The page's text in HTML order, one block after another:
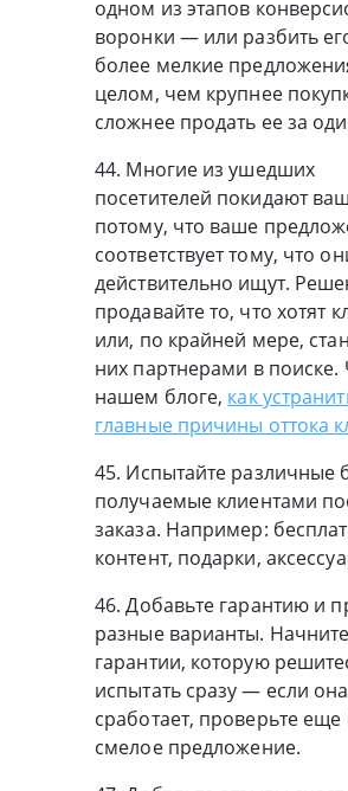
одном из этапов
воронки — или разбить
более мелкие
целом, чем крупнее
сложнее продать ее за
44. Многие из ушедших
посетителей покидают
потому, что ваше
соответствует тому, что
действительно ищут.
продавайте то, что хотят
или, по крайней мере,
них партнерами в поиске.
нашем блоге, как
главные причины оттока
45. Испытайте различные
получаемые клиентами
заказа. Например:
контент, подарки,
46. Добавьте гарантию и
разные варианты.
гарантии, которую
испытать сразу — если она
сработает, проверьте еще
смелое предложение.